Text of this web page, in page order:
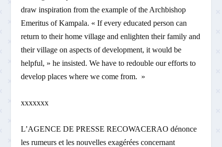
draw inspiration from the example of the Archbishop
Emeritus of Kampala. « If every educated person can
return to their home village and enlighten their family and
their village on aspects of development, it would be
helpful, » he insisted. We have to redouble our efforts to
develop places where we come from. »
xxxxxxx
L’AGENCE DE PRESSE RECOWACERAO dénonce
les rumeurs et les nouvelles exagérées concernant